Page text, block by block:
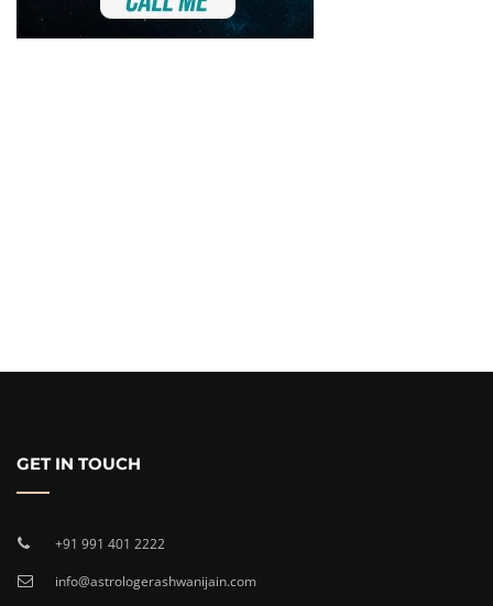
GET IN TOUCH
+91 991 401 2222
info@astrologerashwanijain.com